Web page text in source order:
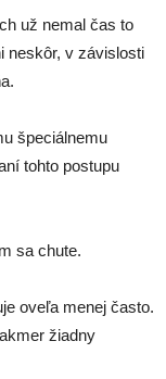
už nemal čas to
neskôr, v závislosti
špeciálnemu
tohto postupu
sa chute.
oveľa menej často.
žiadny